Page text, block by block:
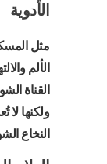
الأدوية
مثل
الألم
القناة
ولكنها لا
النخاع